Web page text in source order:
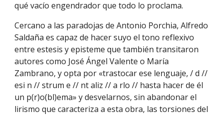
qué vacío engendrador que todo lo proclama.
Cercano a las paradojas de Antonio Porchia, Alfredo
Saldaña es capaz de hacer suyo el tono reflexivo
entre estesis y episteme que también transitaron
autores como José Ángel Valente o María
Zambrano, y opta por «trastocar ese lenguaje, / d //
esi n // strum e // nt aliz // a rlo // hasta hacer de él
un p(r)o(bl)ema» y desvelarnos, sin abandonar el
lirismo que caracteriza a esta obra, las torsiones del